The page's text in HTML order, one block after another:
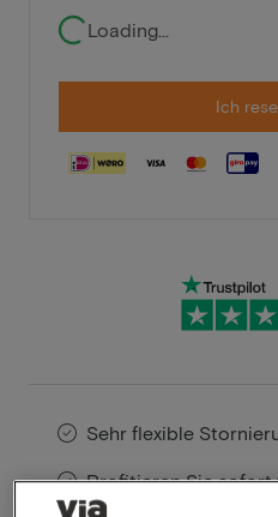
Loading...
Ich
Sehr flexible
Profitieren Sie sofort